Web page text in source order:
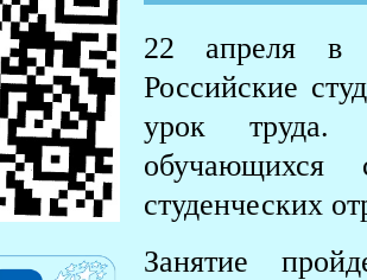
22 апреля в
Российские
урок труда.
студенческих
Занятие